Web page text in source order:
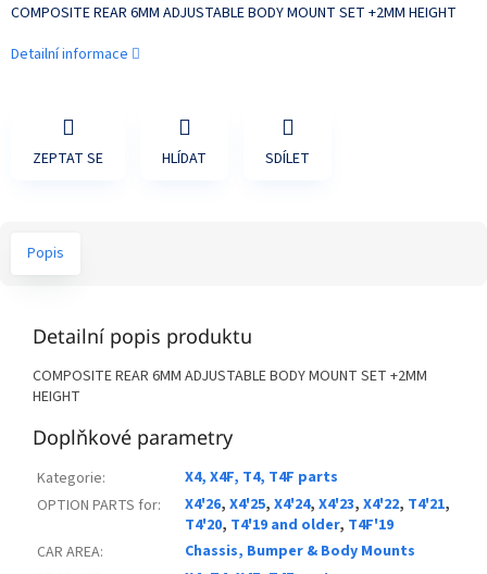
COMPOSITE REAR 6MM ADJUSTABLE BODY MOUNT SET +2MM HEIGHT
Detailní informace
ZEPTAT SE HLÍDAT SDÍLET
Popis
Detailní popis produktu
COMPOSITE REAR 6MM ADJUSTABLE BODY MOUNT SET +2MM
HEIGHT
Doplňkové parametry
Kategorie:
X4, X4F, T4, T4F parts
OPTION PARTS for: X4'26, X4'25, X4'24, X4'23, X4'22, T4'21,
T4'20, T4'19 and older, T4F'19
CAR AREA:
Chassis, Bumper & Body Mounts